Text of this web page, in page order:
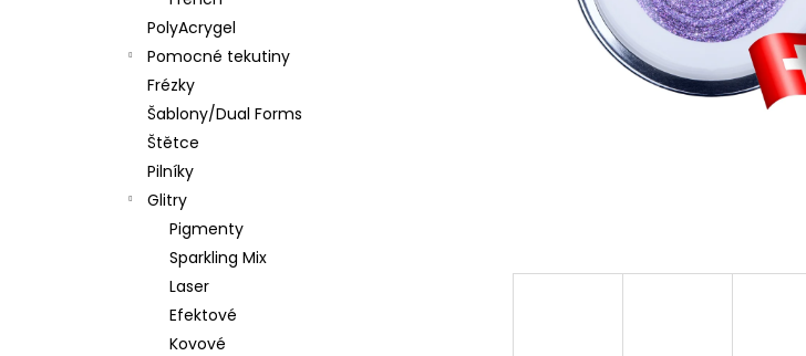
PolyAcrygel
Pomocné tekutiny
Frézky
Šablony/Dual Forms
Štětce
Pilníky
Glitry
Pigmenty
Sparkling Mix
Laser
Efektové
Kovové
PĚNOVÝ PILNÍK HALFMOON 120/180 1KS
39 Kč
PILNÍK HALFMOON 100/180 1KS